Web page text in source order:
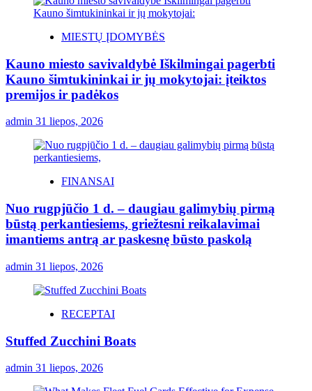
MIESTŲ ĮDOMYBĖS
Kauno miesto savivaldybė Iškilmingai pagerbti
Kauno šimtukininkai ir jų mokytojai: įteiktos
premijos ir padėkos
admin 31 liepos, 2026
FINANSAI
Nuo rugpjūčio 1 d. – daugiau galimybių pirmą
būstą perkantiesiems, griežtesni reikalavimai
imantiems antrą ar paskesnę būsto paskolą
admin 31 liepos, 2026
RECEPTAI
Stuffed Zucchini Boats
admin 31 liepos, 2026